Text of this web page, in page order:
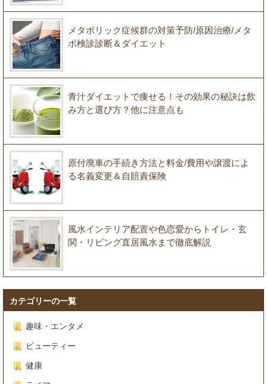
メタボリック症候群の対策予防/原因治療/メタ
ボ検診診断＆ダイエット
青汁ダイエットで痩せる！その効果の秘訣は飲
み方と選び方？他に注意点も
原付廃車の手続き方法と料金/費用や譲渡によ
る名義変更＆自賠責保険
風水インテリア配置や色恋愛からトイレ・玄
関・リビング直居風水まで徹底解説
カテゴリーの一覧
趣味・エンタメ
ビューティー
健康